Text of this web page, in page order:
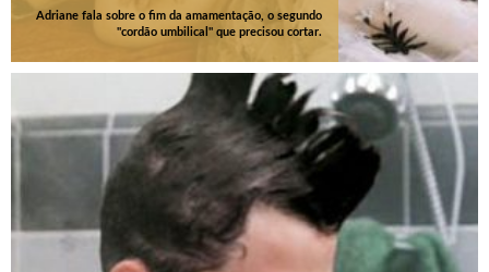
Adriane fala sobre o fim da amamentação, o segundo
"cordão umbilical" que precisou cortar.